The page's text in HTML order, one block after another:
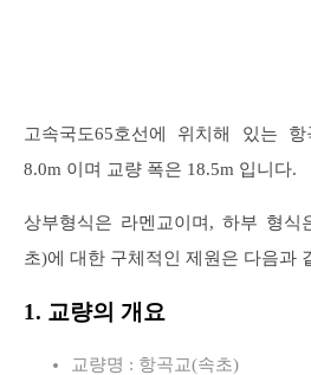
고속국도65호선에 위치해 있는 항
8.0m 이며 교량 폭은 18.5m 입니다.
상부형식은 라멘교이며, 하부 형식
초)에 대한 구체적인 제원은 다음과
1. 교량의 개요
교량명 : 항곡교(속초)